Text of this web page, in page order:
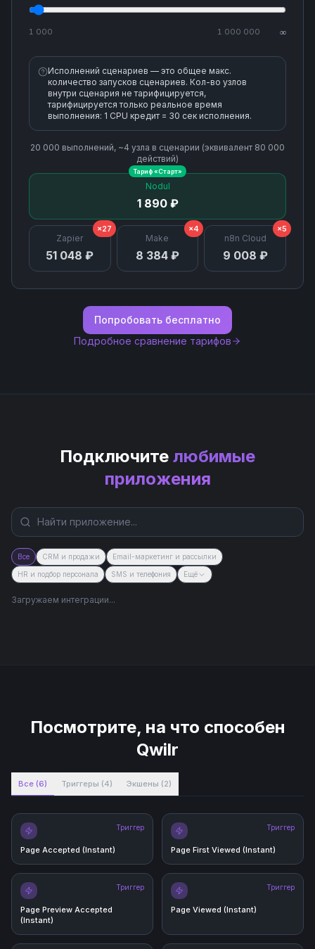
1 000 1 000 000 ∞
Исполнений сценариев — это общее макс.
количество запусков сценариев. Кол-во узлов
внутри сценария не тарифицируется,
тарифицируется только реальное время
выполнения: 1 CPU кредит = 30 сек исполнения.
20 000 выполнений, ~4 узла в сценарии (эквивалент 80 000
действий)
Nodul
1 890 ₽
Тариф «Старт»
Zapier
51 048 ₽
×27
Make
8 384 ₽
×4
n8n Cloud
9 008 ₽
×5
Попробовать бесплатно
Подробное сравнение тарифов
Подключите любимые
приложения
Все CRM и продажи Email-маркетинг и рассылки
HR и подбор персонала SMS и телефония Ещё
Загружаем интеграции...
Посмотрите, на что способен
Qwilr
Все (6) Триггеры (4) Экшены (2)
Триггер
Page Accepted (Instant)
Триггер
Page First Viewed (Instant)
Триггер
Page Preview Accepted
(Instant)
Триггер
Page Viewed (Instant)